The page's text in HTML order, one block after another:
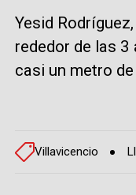
Yesid
rededor de las
casi un metro
Villavicencio